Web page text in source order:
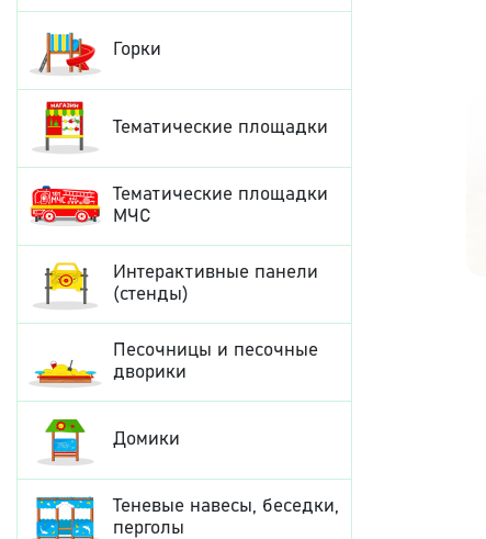
Горки
Тематические площадки
Тематические площадки
МЧС
Интерактивные панели
(стенды)
Песочницы и песочные
дворики
Домики
Теневые навесы, беседки,
перголы